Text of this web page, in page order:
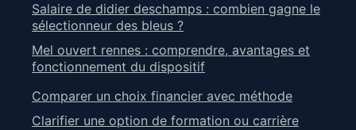
Salaire de didier deschamps : combien gagne le
sélectionneur des bleus ?
Mel ouvert rennes : comprendre, avantages et
fonctionnement du dispositif
Comparer un choix financier avec méthode
Clarifier une option de formation ou carrière